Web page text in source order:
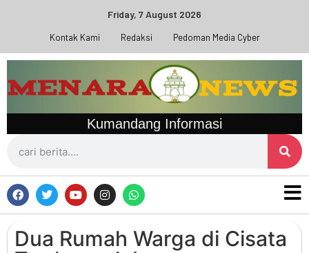
Friday, 7 August 2026
Kontak Kami Redaksi Pedoman Media Cyber
Kumandang Informasi
Dua Rumah Warga di Cisata